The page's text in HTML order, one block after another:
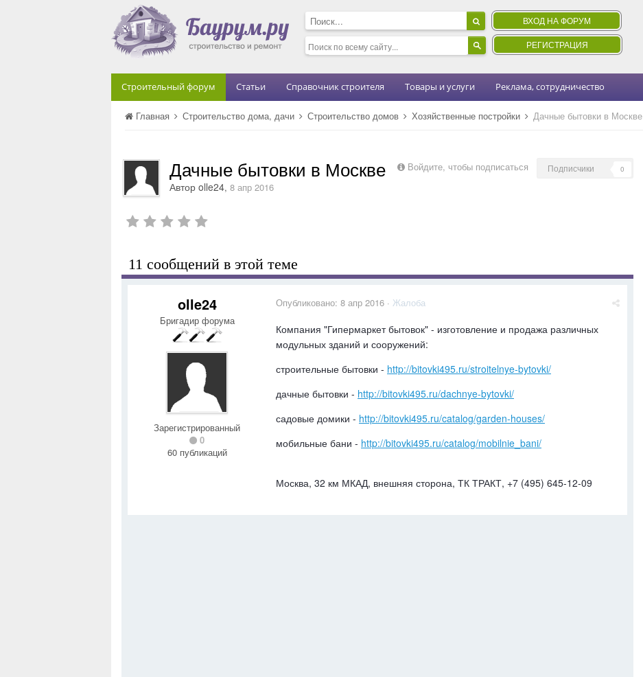
ВХОД НА ФОРУМ
РЕГИСТРАЦИЯ
Строительный форум Статьи Справочник строителя Товары и услуги Реклама, сотрудничество
Главная Строительство дома, дачи Строительство домов Хозяйственные постройки Дачные бытовки в Москве
Войдите, чтобы подписаться Подписчики 0
Дачные бытовки в Москве
Автор olle24, 8 апр 2016
11 сообщений в этой теме
olle24
Бригадир форума
Зарегистрированный
0
60 публикаций
Опубликовано: 8 апр 2016 · Жалоба
Компания "Гипермаркет бытовок" - изготовление и продажа различных
модульных зданий и сооружений:
строительные бытовки - http://bitovki495.ru/stroitelnye-bytovki/
дачные бытовки - http://bitovki495.ru/dachnye-bytovki/
садовые домики - http://bitovki495.ru/catalog/garden-houses/
мобильные бани - http://bitovki495.ru/catalog/mobilnie_bani/
Москва, 32 км МКАД, внешняя сторона, ТК ТРАКТ, +7 (495) 645-12-09